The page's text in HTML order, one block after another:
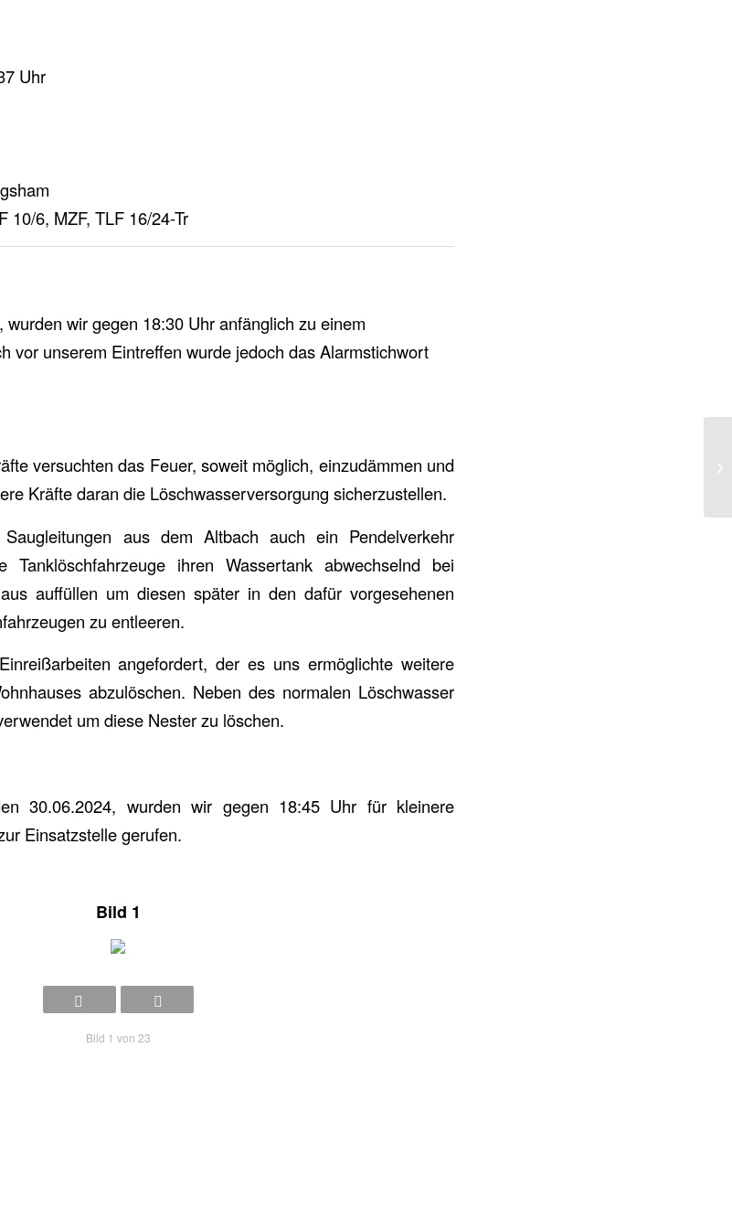
Uhr
10/6, MZF, TLF 16/24-Tr
wir gegen 18:30 Uhr anfänglich zu einem
vor unserem Eintreffen wurde jedoch das Alarmstichwort
versuchten das Feuer, soweit möglich, einzudämmen und
Kräfte daran die Löschwasserversorgung sicherzustellen.
aus dem Altbach auch ein Pendelverkehr
ihren Wassertank abwechselnd bei
auffüllen um diesen später in den dafür vorgesehenen
zu entleeren.
angefordert, der es uns ermöglichte weitere
abzulöschen. Neben des normalen Löschwasser
um diese Nester zu löschen.
30.06.2024, wurden wir gegen 18:45 Uhr für kleinere
Einsatzstelle gerufen.
Bild 1
Bild 1 von 23